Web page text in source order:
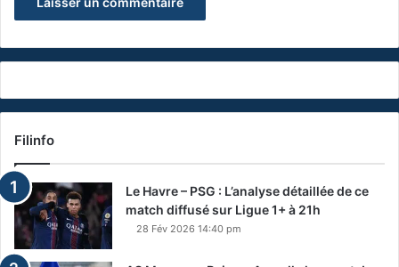
Filinfo
Le Havre – PSG : L’analyse détaillée de ce
match diffusé sur Ligue 1+ à 21h
28 Fév 2026 14:40 pm